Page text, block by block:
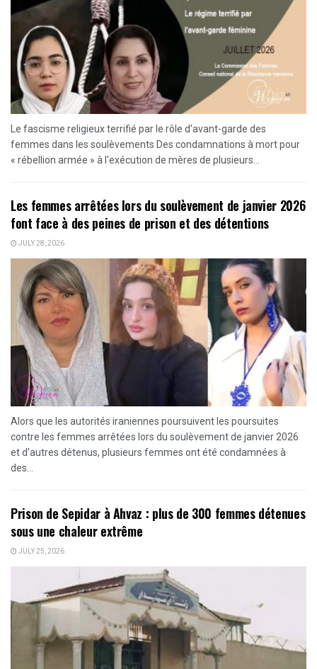
Le fascisme religieux terrifié par le rôle d'avant-garde des
femmes dans les soulèvements Des condamnations à mort pour
« rébellion armée » à l'exécution de mères de plusieurs...
Les femmes arrêtées lors du soulèvement de janvier 2026
font face à des peines de prison et des détentions
JULY 28, 2026
Alors que les autorités iraniennes poursuivent les poursuites
contre les femmes arrêtées lors du soulèvement de janvier 2026
et d'autres détenus, plusieurs femmes ont été condamnées à
des...
Prison de Sepidar à Ahvaz : plus de 300 femmes détenues
sous une chaleur extrême
JULY 25, 2026